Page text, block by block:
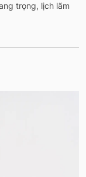
trọng, lịch lãm